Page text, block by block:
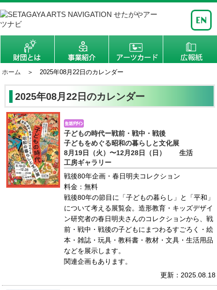
ホーム ＞ 2025年08月22日のカレンダー
2025年08月22日のカレンダー
子どもの時代ー戦前・戦中・戦後
子どもをめぐる昭和の暮らしと文化展
8月19日（火）〜12月28日（日） 生活
工房ギャラリー
戦後80年企画・春日明夫コレクション
料金：無料
戦後80年の節目に「子どもの暮らし」と「平和」
について考える展覧会。造形教育・キッズデザイ
ン研究者の春日明夫さんのコレクションから、戦
前・戦中・戦後の子どもにまつわるすごろく・絵
本・雑誌・玩具・教科書・教材・文具・生活用品
などを展示します。
関連企画もあります。
更新：2025.08.18